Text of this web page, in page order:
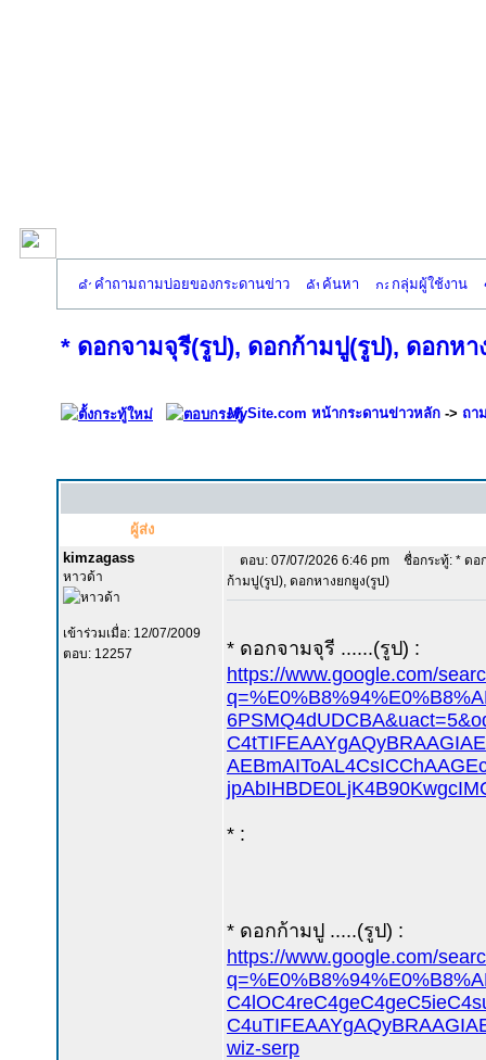
คำถามถามบ่อยของกระดานข่าว ค้นหา กลุ่มผู้ใช้งาน
* ดอกจามจุรี(รูป), ดอกก้ามปู(รูป), ดอกหา
MySite.com หน้ากระดานข่าวหลัก -> ถา
ผู้ส่ง
kimzagass
หาวด้า
เข้าร่วมเมื่อ: 12/07/2009
ตอบ: 12257
ตอบ: 07/07/2026 6:46 pm
ชื่อกระทู้: * ดอ
ก้ามปู(รูป), ดอกหางยกยูง(รูป)
* ดอกจามจุรี ......(รูป) :
https://www.google.com/
* :
* ดอกก้ามปู .....(รูป) :
https://www.google.com/
wiz-serp